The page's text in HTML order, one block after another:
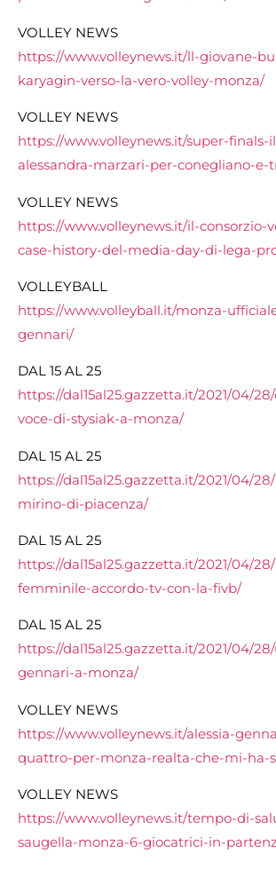
VOLLEY NEWS
https://www.volleynews.it/ll-giovane-
karyagin-verso-la-vero-volley-monza/
VOLLEY NEWS
https://www.volleynews.it/super-finals-
alessandra-marzari-per-conegliano-e-
VOLLEY NEWS
https://www.volleynews.it/il-consorzio-
case-history-del-media-day-di-lega-
VOLLEYBALL
https://www.volleyball.it/monza-
gennari/
DAL 15 AL 25
https://dal15al25.gazzetta.it/2021/04/
voce-di-stysiak-a-monza/
DAL 15 AL 25
https://dal15al25.gazzetta.it/2021/04/
mirino-di-piacenza/
DAL 15 AL 25
https://dal15al25.gazzetta.it/2021/04/
femminile-accordo-tv-con-la-fivb/
DAL 15 AL 25
https://dal15al25.gazzetta.it/2021/04/
gennari-a-monza/
VOLLEY NEWS
https://www.volleynews.it/alessia-
quattro-per-monza-realta-che-mi-ha-
VOLLEY NEWS
https://www.volleynews.it/tempo-di-
saugella-monza-6-giocatrici-in-